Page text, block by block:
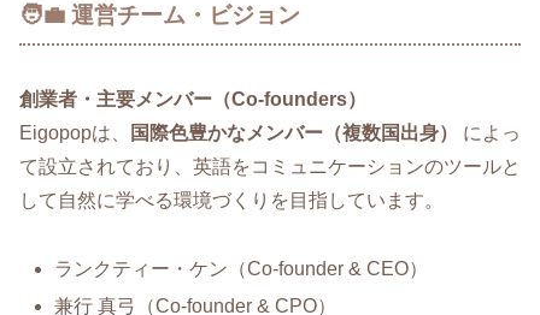
🧑‍💼 運営チーム・ビジョン
創業者・主要メンバー（Co‑founders）
Eigopopは、
国際色豊かなメンバー（複数国出身）
によっ
て設立されており、英語をコミュニケーションのツールと
して自然に学べる環境づくりを目指しています。
ランクティー・ケン（Co‑founder & CEO）
兼行 真弓（Co‑founder & CPO）